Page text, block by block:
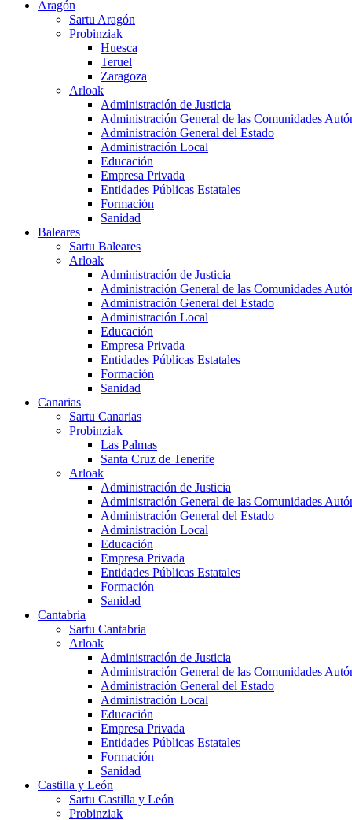
Aragón
Sartu Aragón
Probinziak
Huesca
Teruel
Zaragoza
Arloak
Administración de Justicia
Administración General de las Comunidades
Administración General del Estado
Administración Local
Educación
Empresa Privada
Entidades Públicas Estatales
Formación
Sanidad
Baleares
Sartu Baleares
Arloak
Administración de Justicia
Administración General de las Comunidades
Administración General del Estado
Administración Local
Educación
Empresa Privada
Entidades Públicas Estatales
Formación
Sanidad
Canarias
Sartu Canarias
Probinziak
Las Palmas
Santa Cruz de Tenerife
Arloak
Administración de Justicia
Administración General de las Comunidades
Administración General del Estado
Administración Local
Educación
Empresa Privada
Entidades Públicas Estatales
Formación
Sanidad
Cantabria
Sartu Cantabria
Arloak
Administración de Justicia
Administración General de las Comunidades
Administración General del Estado
Administración Local
Educación
Empresa Privada
Entidades Públicas Estatales
Formación
Sanidad
Castilla y León
Sartu Castilla y León
Probinziak